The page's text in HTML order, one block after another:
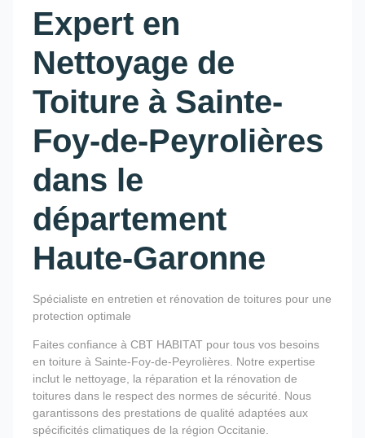
Expert en
Nettoyage de
Toiture à Sainte-
Foy-de-Peyrolières
dans le
département
Haute-Garonne
Spécialiste en entretien et rénovation de toitures pour une
protection optimale
Faites confiance à CBT HABITAT pour tous vos besoins
en toiture à Sainte-Foy-de-Peyrolières. Notre expertise
inclut le nettoyage, la réparation et la rénovation de
toitures dans le respect des normes de sécurité. Nous
garantissons des prestations de qualité adaptées aux
spécificités climatiques de la région Occitanie.